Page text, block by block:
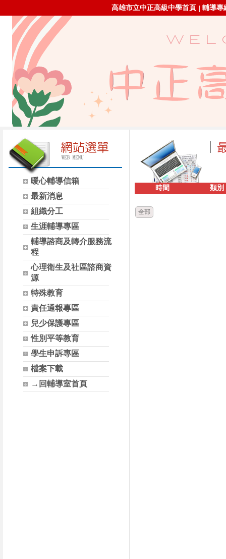
高雄市立中正高級中學首頁 | 輔導專
暖心輔導信箱
最新消息
組織分工
生涯輔導專區
輔導諮商及轉介服務流
程
心理衛生及社區諮商資
源
特殊教育
責任通報專區
兒少保護專區
性別平等教育
學生申訴專區
檔案下載
→回輔導室首頁
時間 類別
全部